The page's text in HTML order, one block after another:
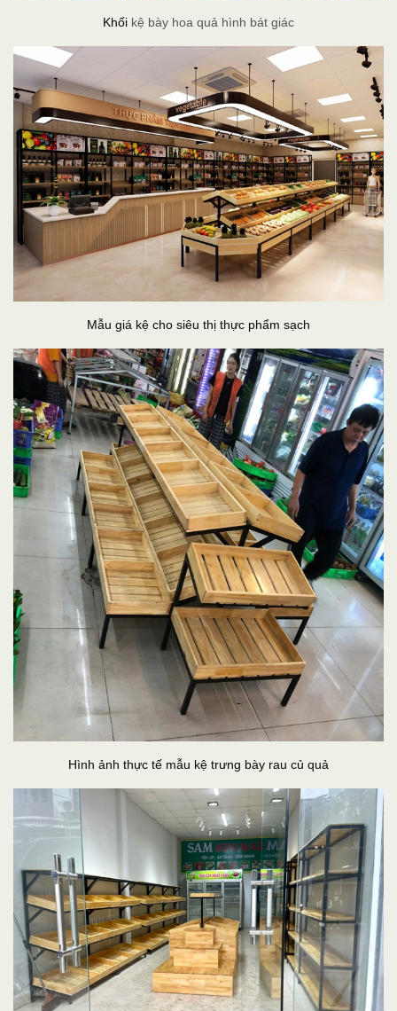
Khối kệ bày hoa quả hình bát giác
Mẫu giá kệ cho siêu thị thực phẩm sạch
Hình ảnh thực tế mẫu kệ trưng bày rau củ quả